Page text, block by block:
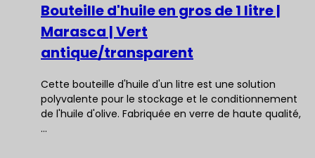
Bouteille d'huile en gros de 1 litre |
Marasca | Vert
antique/transparent
Cette bouteille d'huile d'un litre est une solution
polyvalente pour le stockage et le conditionnement
de l'huile d'olive. Fabriquée en verre de haute qualité,
…